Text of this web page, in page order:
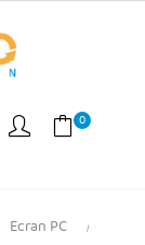
0
Ecran PC